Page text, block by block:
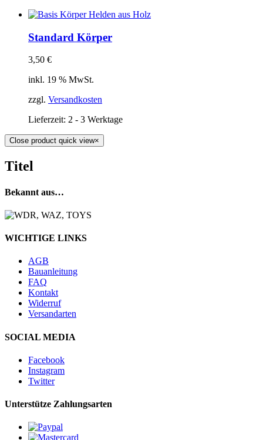
Standard Körper
3,50 €
inkl. 19 % MwSt.
zzgl. Versandkosten
Lieferzeit: 2 - 3 Werktage
Close product quick view×
Titel
Bekannt aus…
WICHTIGE LINKS
AGB
Bauanleitung
FAQ
Kontakt
Widerruf
Versandarten
SOCIAL MEDIA
Facebook
Instagram
Twitter
Unterstütze Zahlungsarten